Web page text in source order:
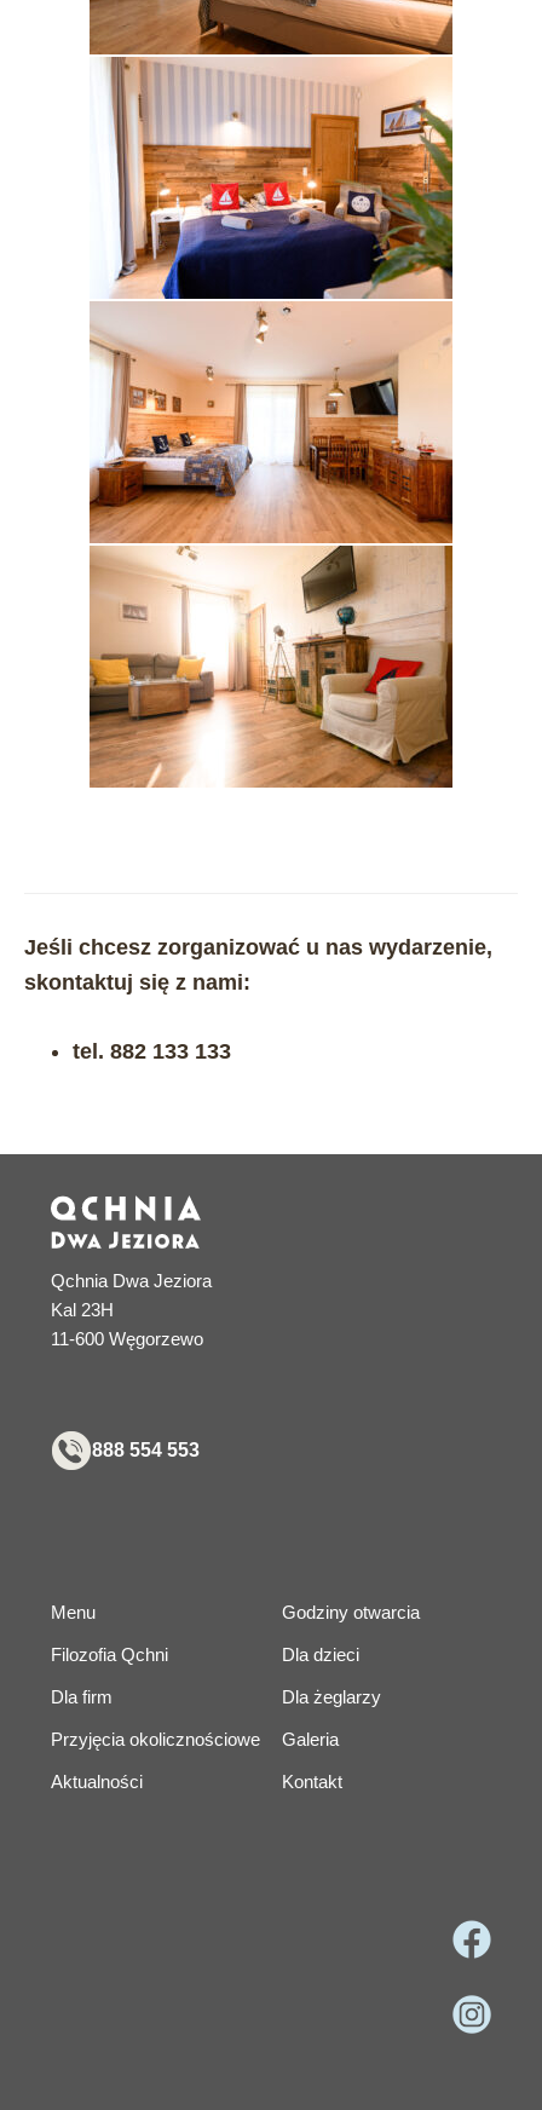
Jeśli chcesz zorganizować u nas wydarzenie,
skontaktuj się z nami:
tel. 882 133 133
Qchnia Dwa Jeziora
Kal 23H
11-600 Węgorzewo
888 554 553
Menu Godziny otwarcia
Filozofia Qchni Dla dzieci
Dla firm Dla żeglarzy
Przyjęcia okolicznościowe Galeria
Aktualności Kontakt